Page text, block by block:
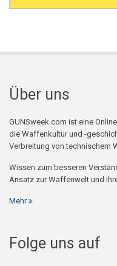
Search form
Über uns
GUNSweek.com ist eine
die Waffenkultur und -
Verbreitung von technischem
Wissen zum besseren
Ansatz zur Waffenwelt und
Mehr
Folge uns auf